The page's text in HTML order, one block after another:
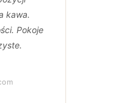
kawa.
Pokoje